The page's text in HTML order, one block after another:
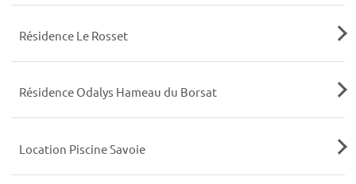
Résidence Le Rosset
Résidence Odalys Hameau du Borsat
Location Piscine Savoie